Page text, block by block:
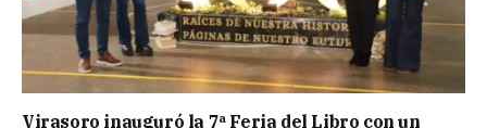
Virasoro inauguró la 7ª Feria del Libro con un